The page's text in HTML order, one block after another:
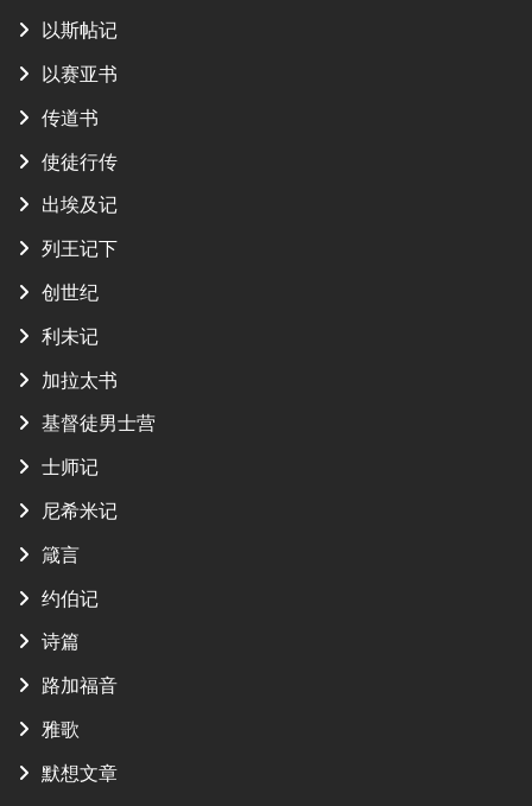
以斯帖记
以赛亚书
传道书
使徒行传
出埃及记
列王记下
创世纪
利未记
加拉太书
基督徒男士营
士师记
尼希米记
箴言
约伯记
诗篇
路加福音
雅歌
默想文章